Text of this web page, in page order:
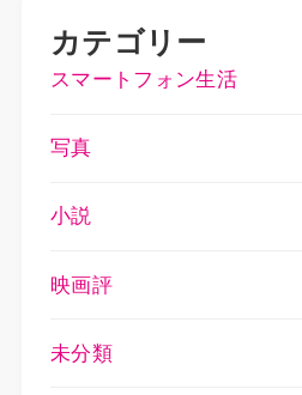
カテゴリー
スマートフォン生活
写真
小説
映画評
未分類